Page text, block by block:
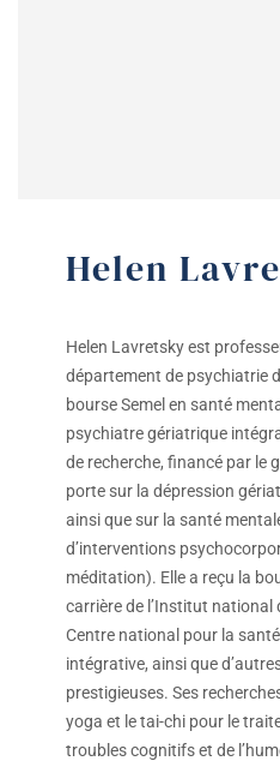
Helen
Helen Lavretsky est
département de psychiatrie
bourse Semel en santé
psychiatre gériatrique
de recherche, financé par le
porte sur la dépression
ainsi que sur la santé
d’interventions
méditation). Elle a reçu la
carrière de l’Institut national
Centre national pour la
intégrative, ainsi que
prestigieuses. Ses
yoga et le tai-chi pour le
troubles cognitifs et de